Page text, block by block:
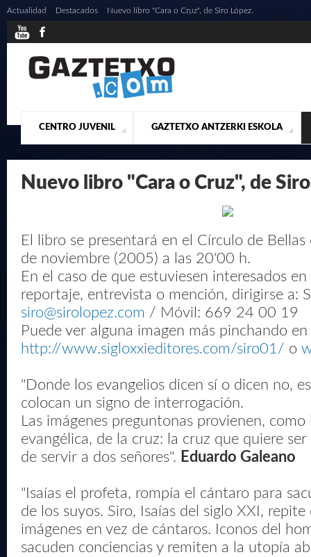
CENTRO JUVENIL
¿QUIENES SOMOS? ACTUALIDAD CONTACTO
GAZTETXO ANTZERKI ESKOLA
PRESENTACIÓN MUSICALES
Actualidad Destacados Nuevo libro "Cara o Cruz", de Siro López.
Nuevo libro "Cara o Cruz", de
El libro se presentará en el Círculo de
de noviembre (2005) a las 20'00 h.
En el caso de que estuviesen interesados
reportaje, entrevista o mención, dirigirse a:
siro@sirolopez.com / Móvil: 669 24 00 19
Puede ver alguna imagen más pinchando
http://www.sigloxxieditores.com/siro01/ o
"Donde los evangelios dicen sí o dicen no,
colocan un signo de interrogación.
Las imágenes preguntonas provienen,
evangélica, de la cruz: la cruz que quiere
de servir a dos señores". Eduardo Galeano
"Isaías el profeta, rompía el cántaro para
de los suyos. Siro, Isaías del siglo XXI,
imágenes en vez de cántaros. Iconos del
sacuden conciencias y remiten a la utopía